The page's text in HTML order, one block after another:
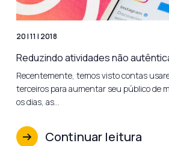
20 | 11 | 2018
Reduzindo atividades não
Recentemente, temos visto contas
terceiros para aumentar seu público de
os dias, as…
Continuar leitura